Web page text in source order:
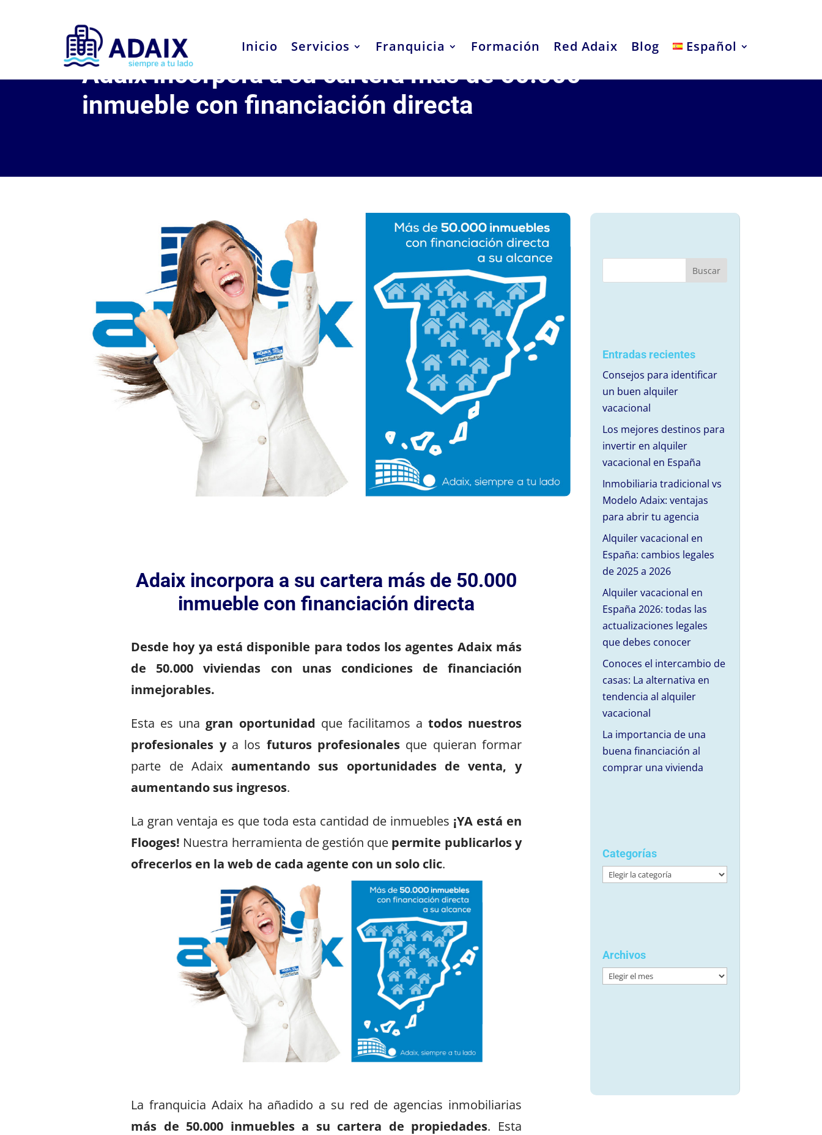
Inicio Servicios Franquicia Formación Red Adaix Blog Español
Adaix incorpora a su cartera más de 50.000
inmueble con financiación directa
Adaix incorpora a su cartera más de 50.000
inmueble con financiación directa
Desde hoy ya está disponible para todos los agentes Adaix más
de 50.000 viviendas con unas condiciones de financiación
inmejorables.
Esta es una gran oportunidad que facilitamos a todos nuestros
profesionales ya los futuros profesionalesque quieran formar
parte de Adaix aumentando sus oportunidades de venta, y
aumentando sus ingresos.
La gran ventaja es que toda esta cantidad de inmuebles ¡YA está en
Flooges! Nuestra herramienta de gestión que permite publicarlos y
ofrecerlos en la web de cada agente con un solo clic.
La franquicia Adaix ha añadido a su red de agencias inmobiliarias
más de 50.000 inmuebles a su cartera de propiedades. Esta
Entradas recientes
Consejos para identificar
un buen alquiler
vacacional
Los mejores destinos para
invertir en alquiler
vacacional en España
Inmobiliaria tradicional vs
Modelo Adaix: ventajas
para abrir tu agencia
Alquiler vacacional en
España: cambios legales
de 2025 a 2026
Alquiler vacacional en
España 2026: todas las
actualizaciones legales
que debes conocer
Conoces el intercambio de
casas: La alternativa en
tendencia al alquiler
vacacional
La importancia de una
buena financiación al
comprar una vivienda
Categorías
Categorías
Archivos
Archivos